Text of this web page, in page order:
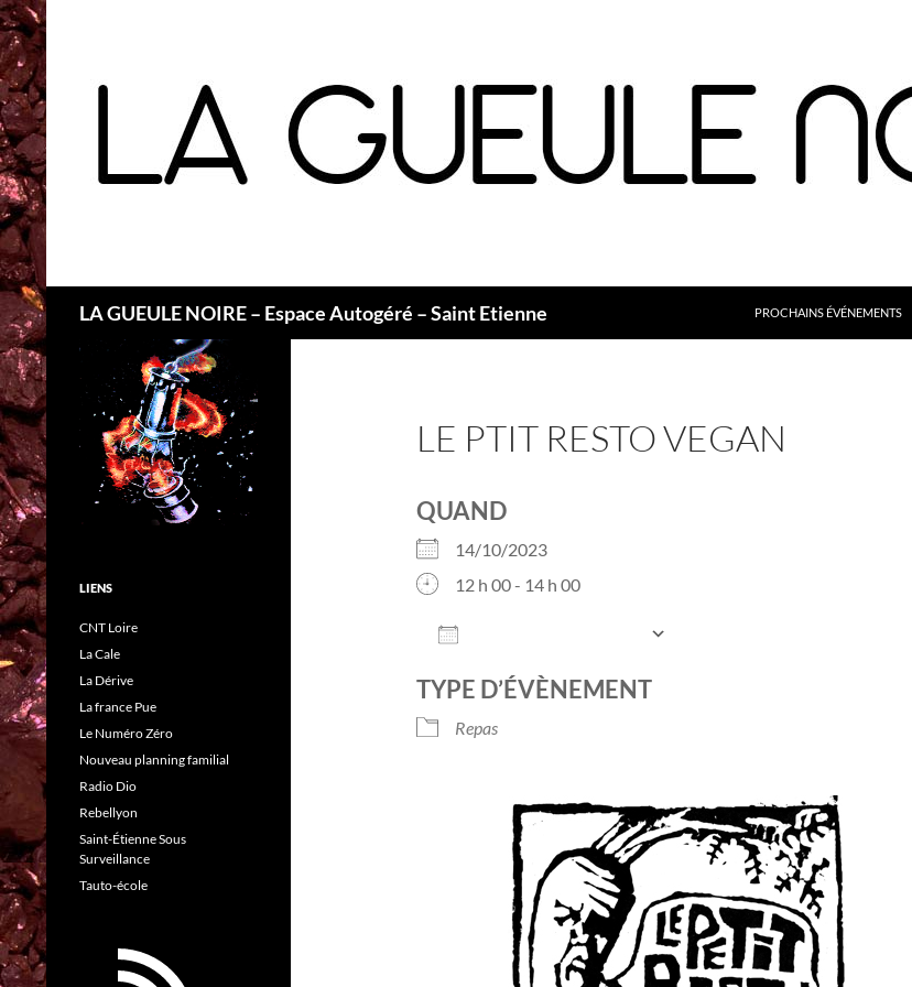
LA GUEULE NOIRE – Espace Autogéré – Saint Etienne PROCHAINS ÉVÉNEMENTS
LE PTIT RESTO VEGAN
QUAND
14/10/2023
12 h 00 - 14 h 00
TYPE D’ÉVÈNEMENT
Repas
LIENS
CNT Loire
La Cale
La Dérive
La france Pue
Le Numéro Zéro
Nouveau planning familial
Radio Dio
Rebellyon
Saint-Étienne Sous
Surveillance
Tauto-école